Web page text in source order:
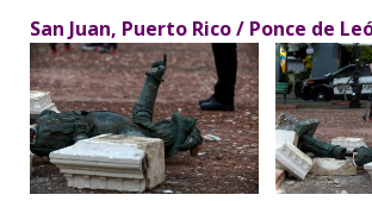
San Juan, Puerto Rico / Ponce de